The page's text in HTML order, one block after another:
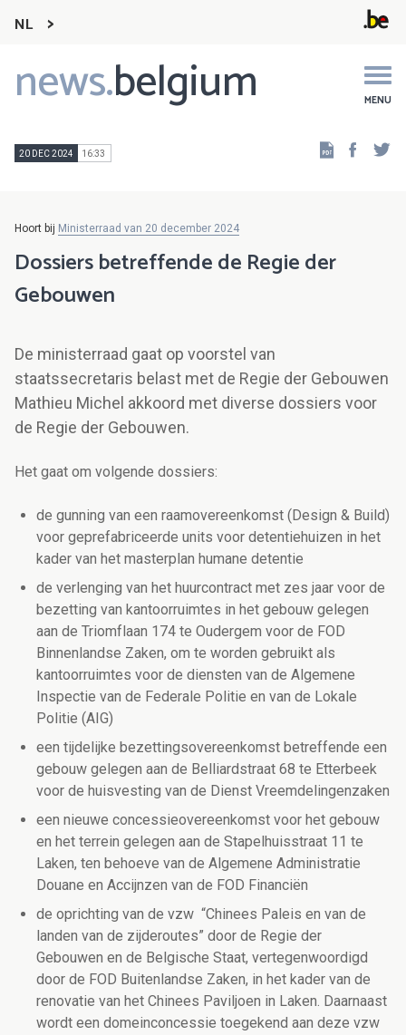
NL
news.belgium MENU
Main
navigation
20 DEC 2024 16:33
Hoort bij Ministerraad van 20 december 2024
Dossiers betreffende de Regie der
Gebouwen
De ministerraad gaat op voorstel van
staatssecretaris belast met de Regie der Gebouwen
Mathieu Michel akkoord met diverse dossiers voor
de Regie der Gebouwen.
Het gaat om volgende dossiers:
de gunning van een raamovereenkomst (Design & Build)
voor geprefabriceerde units voor detentiehuizen in het
kader van het masterplan humane detentie
de verlenging van het huurcontract met zes jaar voor de
bezetting van kantoorruimtes in het gebouw gelegen
aan de Triomflaan 174 te Oudergem voor de FOD
Binnenlandse Zaken, om te worden gebruikt als
kantoorruimtes voor de diensten van de Algemene
Inspectie van de Federale Politie en van de Lokale
Politie (AIG)
een tijdelijke bezettingsovereenkomst betreffende een
gebouw gelegen aan de Belliardstraat 68 te Etterbeek
voor de huisvesting van de Dienst Vreemdelingenzaken
een nieuwe concessieovereenkomst voor het gebouw
en het terrein gelegen aan de Stapelhuisstraat 11 te
Laken, ten behoeve van de Algemene Administratie
Douane en Accijnzen van de FOD Financiën
de oprichting van de vzw “Chinees Paleis en van de
landen van de zijderoutes” door de Regie der
Gebouwen en de Belgische Staat, vertegenwoordigd
door de FOD Buitenlandse Zaken, in het kader van de
renovatie van het Chinees Paviljoen in Laken. Daarnaast
wordt een domeinconcessie toegekend aan deze vzw